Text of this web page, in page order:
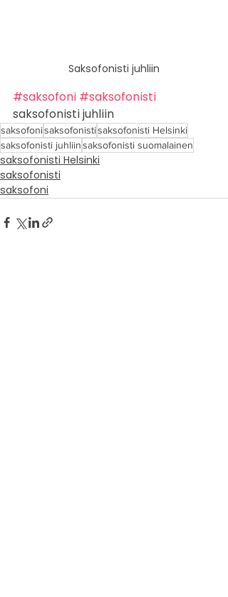
Saksofonisti juhliin
#saksofoni #saksofonisti
saksofonisti juhliin
saksofonisaksofonistisaksofonisti Helsinki
saksofonisti juhliinsaksofonisti suomalainen
saksofonisti Helsinki
saksofonisti
saksofoni